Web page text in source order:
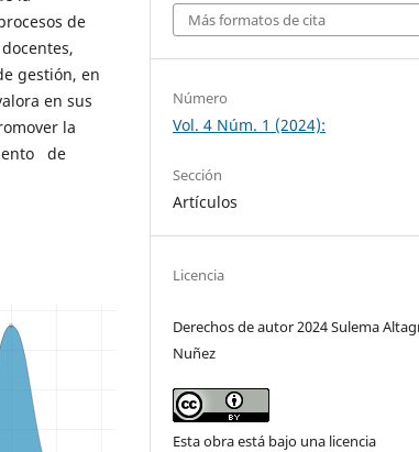
de
gestión, en
en sus
la
de
Más formatos de cita
Número
Vol. 4 Núm. 1 (2024):
Sección
Artículos
Licencia
Derechos de autor 2024 Sulema
Nuñez
Esta obra está bajo una licencia